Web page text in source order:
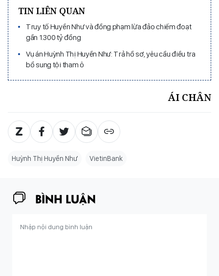
TIN LIÊN QUAN
Truy tố Huyền Như và đồng phạm lừa đảo chiếm đoạt
gần 1.300 tỷ đồng
Vụ án Huỳnh Thị Huyền Như: Trả hồ sơ, yêu cầu điều tra
bổ sung tội tham ô
ÁI CHÂN
Huỳnh Thị Huyền Như VietinBank
BÌNH LUẬN